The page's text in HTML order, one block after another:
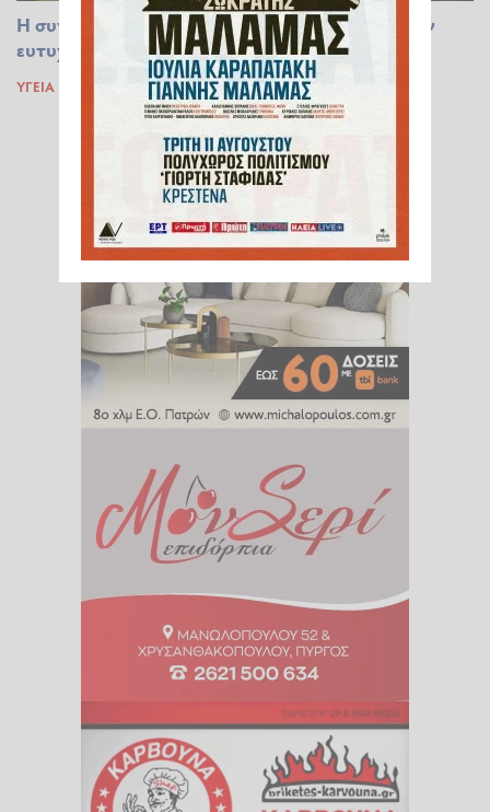
Η συνήθεια της παιδικής ηλικίας που χαρίζει την
ευτυχία
ΥΓΕΊΑ 15.01.2023 17:24